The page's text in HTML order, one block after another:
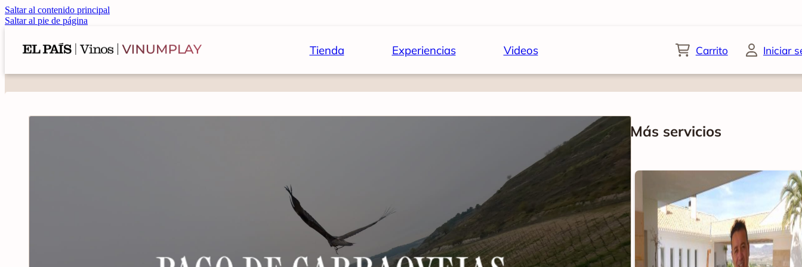
Saltar al contenido principal
Saltar al pie de página
Tienda Experiencias Videos Carrito Iniciar
Más servicios